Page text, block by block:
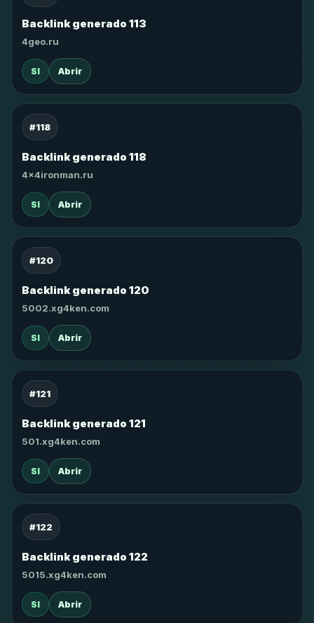
Backlink generado 113
4geo.ru
SI Abrir
#118
Backlink generado 118
4x4ironman.ru
SI Abrir
#120
Backlink generado 120
5002.xg4ken.com
SI Abrir
#121
Backlink generado 121
501.xg4ken.com
SI Abrir
#122
Backlink generado 122
5015.xg4ken.com
SI Abrir